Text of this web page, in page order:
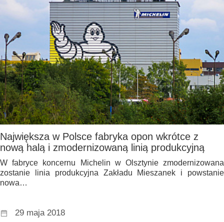
Największa w Polsce fabryka opon wkrótce z
nową halą i zmodernizowaną linią produkcyjną
W fabryce koncernu Michelin w Olsztynie zmodernizowana
zostanie linia produkcyjna Zakładu Mieszanek i powstanie
nowa…
29 maja 2018